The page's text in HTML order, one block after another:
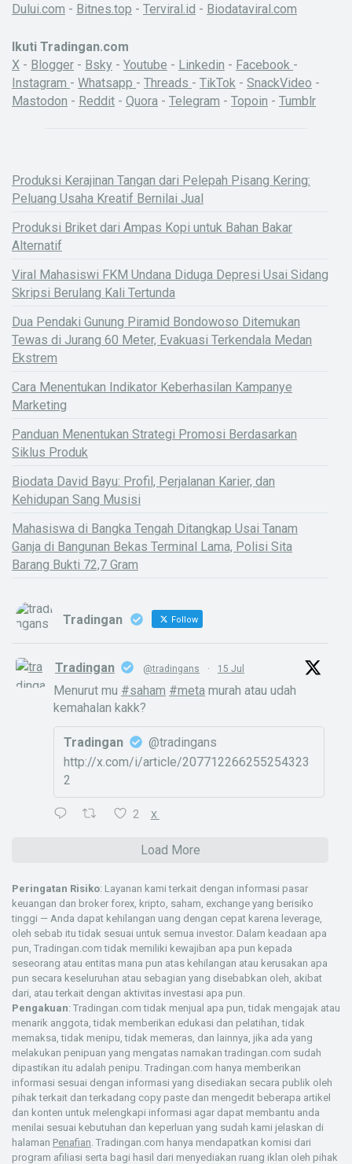
Dului.com - Bitnes.top - Terviral.id - Biodataviral.com
Ikuti Tradingan.com
X - Blogger - Bsky - Youtube - Linkedin - Facebook -
Instagram - Whatsapp - Threads - TikTok - SnackVideo -
Mastodon - Reddit - Quora - Telegram - Topoin - Tumblr
Produksi Kerajinan Tangan dari Pelepah Pisang Kering:
Peluang Usaha Kreatif Bernilai Jual
Produksi Briket dari Ampas Kopi untuk Bahan Bakar
Alternatif
Viral Mahasiswi FKM Undana Diduga Depresi Usai Sidang
Skripsi Berulang Kali Tertunda
Dua Pendaki Gunung Piramid Bondowoso Ditemukan
Tewas di Jurang 60 Meter, Evakuasi Terkendala Medan
Ekstrem
Cara Menentukan Indikator Keberhasilan Kampanye
Marketing
Panduan Menentukan Strategi Promosi Berdasarkan
Siklus Produk
Biodata David Bayu: Profil, Perjalanan Karier, dan
Kehidupan Sang Musisi
Mahasiswa di Bangka Tengah Ditangkap Usai Tanam
Ganja di Bangunan Bekas Terminal Lama, Polisi Sita
Barang Bukti 72,7 Gram
Tradingan Follow
Tradingan @tradingans · 15 Jul
Menurut mu #saham #meta murah atau udah
kemahalan kakk?
Tradingan
@tradingans
http://x.com/i/article/207712266255254323
2
2 X
Load More
Peringatan Risiko: Layanan kami terkait dengan informasi pasar
keuangan dan broker forex, kripto, saham, exchange yang berisiko
tinggi — Anda dapat kehilangan uang dengan cepat karena leverage,
oleh sebab itu tidak sesuai untuk semua investor. Dalam keadaan apa
pun, Tradingan.com tidak memiliki kewajiban apa pun kepada
seseorang atau entitas mana pun atas kehilangan atau kerusakan apa
pun secara keseluruhan atau sebagian yang disebabkan oleh, akibat
dari, atau terkait dengan aktivitas investasi apa pun.
Pengakuan: Tradingan.com tidak menjual apa pun, tidak mengajak atau
menarik anggota, tidak memberikan edukasi dan pelatihan, tidak
memaksa, tidak menipu, tidak memeras, dan lainnya, jika ada yang
melakukan penipuan yang mengatas namakan tradingan.com sudah
dipastikan itu adalah penipu. Tradingan.com hanya memberikan
informasi sesuai dengan informasi yang disediakan secara publik oleh
pihak terkait dan terkadang copy paste dan mengedit beberapa artikel
dan konten untuk melengkapi informasi agar dapat membantu anda
menilai sesuai kebutuhan dan keperluan yang sudah kami jelaskan di
halaman Penafian. Tradingan.com hanya mendapatkan komisi dari
program afiliasi serta bagi hasil dari menyediakan ruang iklan oleh pihak